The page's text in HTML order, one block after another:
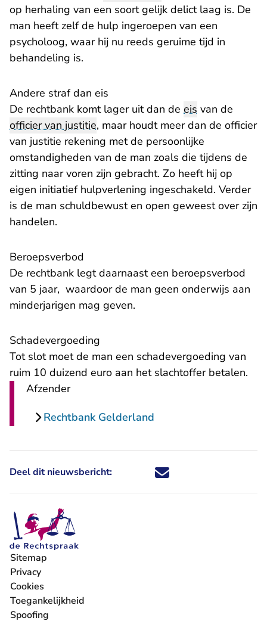
op herhaling van een soort gelijk delict laag is. De
man heeft zelf de hulp ingeroepen van een
psycholoog, waar hij nu reeds geruime tijd in
behandeling is.
Andere straf dan eis
De rechtbank komt lager uit dan de eis van de
officier van justitie, maar houdt meer dan de officier
van justitie rekening met de persoonlijke
omstandigheden van de man zoals die tijdens de
zitting naar voren zijn gebracht. Zo heeft hij op
eigen initiatief hulpverlening ingeschakeld. Verder
is de man schuldbewust en open geweest over zijn
handelen.
Beroepsverbod
De rechtbank legt daarnaast een beroepsverbod
van 5 jaar, waardoor de man geen onderwijs aan
minderjarigen mag geven.
Schadevergoeding
Tot slot moet de man een schadevergoeding van
ruim 10 duizend euro aan het slachtoffer betalen.
Afzender
Rechtbank Gelderland
Deel dit nieuwsbericht: Deel dit nieuwsbericht via X -
Deel dit nieuwsbericht via
Deel dit nieuwsbericht
Deel dit
Sitemap
Privacy
Cookies
Toegankelijkheid
Spoofing